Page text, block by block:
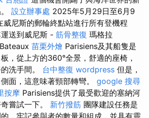
設立辦事處 2025年5月29日至6月9
威尼斯的郵輪終點站進行所有登機程
送到威尼斯 - 筋骨整復 瑪格拉
苗栗外燴 Parisiens及其船隻是
，從上方的360°全景，舒適的座椅，
洗手間。 台中整復 wordpress 但是，
面，這意味著頸部轉彎。 google 搜尋
按摩 Parisiens提供了最受歡迎的塞納河
嘗試一下。 新竹撥筋 團隊建設任務是
，牢記參與者的數量和組成，並具有靈